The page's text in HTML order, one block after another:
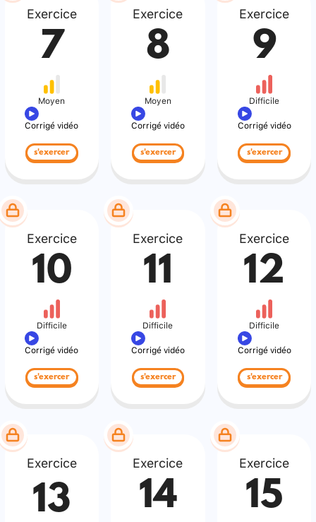
Exercice
7
Moyen
Corrigé vidéo
s'exercer
Exercice
8
Moyen
Corrigé vidéo
s'exercer
Exercice
9
Difficile
Corrigé vidéo
s'exercer
Exercice
10
Difficile
Corrigé vidéo
s'exercer
Exercice
11
Difficile
Corrigé vidéo
s'exercer
Exercice
12
Difficile
Corrigé vidéo
s'exercer
Exercice
13
Exercice
14
Exercice
15